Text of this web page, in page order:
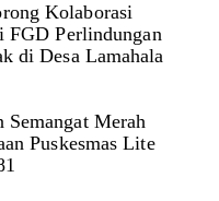
Kolaborasi
Perlindungan
di Desa Lamahala
Semangat Merah
Puskesmas Lite